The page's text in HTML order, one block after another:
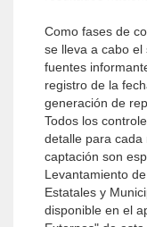
Como fases de
se lleva a cabo el
fuentes
registro de la
generación de
Todos los
detalle para cada
captación son
Levantamiento
Estatales y
disponible en el